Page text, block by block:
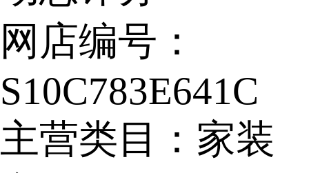
目为家装家饰,已
开通住宅家具,全
屋定制,家装主
网店编号：
S10C783E641C
主营类目： 家装